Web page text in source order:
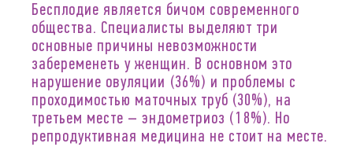
Бесплодие является бичом современного
общества. Специалисты выделяют три
основные причины невозможности
забеременеть у женщин. В основном это
нарушение овуляции (36%) и проблемы с
проходимостью маточных труб (30%), на
третьем месте – эндометриоз (18%). Но
репродуктивная медицина не стоит на месте.